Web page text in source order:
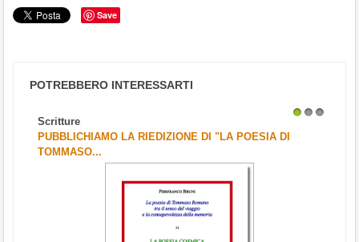
Save
POTREBBERO INTERESSARTI
Scritture
PUBBLICHIAMO LA RIEDIZIONE DI "LA POESIA DI
TOMMASO...